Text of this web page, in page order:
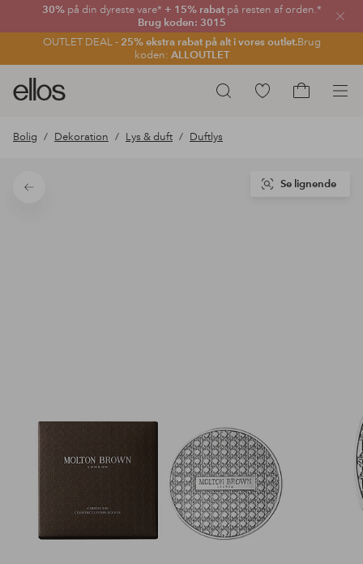
30% på din dyreste vare* + 15% rabatpå resten af orden.*
Brug koden: 3015
OUTLET DEAL - 25% ekstra rabat på alt i vores outlet.Brug
koden: ALLOUTLET
Luk
Søg
Ellos
logo
gå
forsiden
Gå
Bolig Dekoration Lys & duft Duftlys
Tilbage
Se lignende